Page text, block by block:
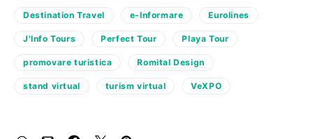
Destination Travel e-Informare Eurolines
J'Info Tours Perfect Tour Playa Tour
promovare turistica Romital Design
stand virtual turism virtual VeXPO